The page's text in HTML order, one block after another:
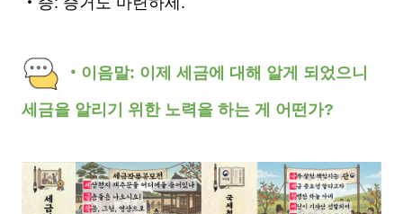
‧이음말: 이제 세금에 대해 알게 되었으니
세금을 알리기 위한 노력을 하는 게 어떤가?